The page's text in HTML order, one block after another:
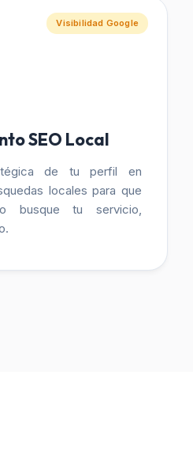
Visibilidad Google
SEO Local
de tu perfil en
locales para que
busque tu servicio,